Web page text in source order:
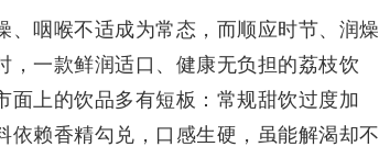
咽喉不适成为常态，而顺应时节、润燥
，一款鲜润适口、健康无负担的荔枝饮
上的饮品多有短板：常规甜饮过度加
赖香精勾兑，口感生硬，虽能解渴却不